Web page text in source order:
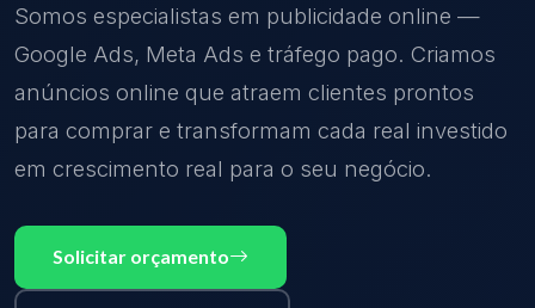
Somos especialistas em publicidade online —
Google Ads, Meta Ads e tráfego pago. Criamos
anúncios online que atraem clientes prontos
para comprar e transformam cada real investido
em crescimento real para o seu negócio.
Solicitar orçamento